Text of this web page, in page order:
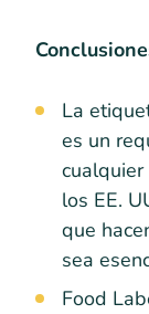
La
es un
los EE.
que
sea
Food